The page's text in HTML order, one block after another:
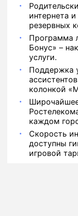
интернета
резервных
Программа
Бонус» –
услуги.
Поддержка
колонкой
каждом
Скорость
доступны
игровой